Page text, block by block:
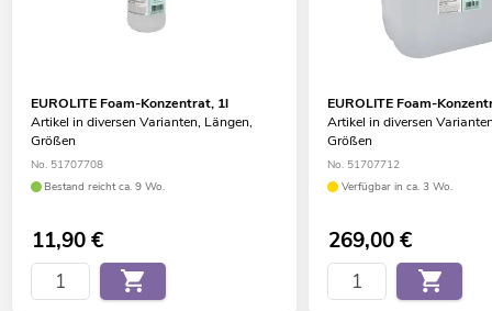
EUROLITE Foam-Konzentrat, 1l
Artikel in diversen Varianten, Längen,
Größen
No. 51707708
Bestand reicht ca. 9 Wo.
11,90€
EUROLITE Foam-
Artikel in diversen
Größen
No. 51707712
Verfügbar in ca. 3 Wo.
269,00€